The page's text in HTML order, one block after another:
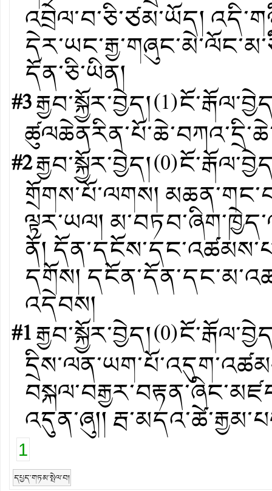
འབྲེལ་བ་ཅི་ཙམ་ཡོད།
དོན་ཅི་ཡིན།
#3རྒྱབ་སྐྱོར་བྱེད།(1)
#2རྒྱབ་སྐྱོར་བྱེད།(0)
གྲོགས་པོ་ལགས།
ལྟར་ཡལ།
ནོ།
དགོས།
འདེབས།
#1རྒྱབ་སྐྱོར་བྱེད།(0)
འདུན་ཞུ།།
1
དཔྱད་གཏམ་སྤེལ་བ།